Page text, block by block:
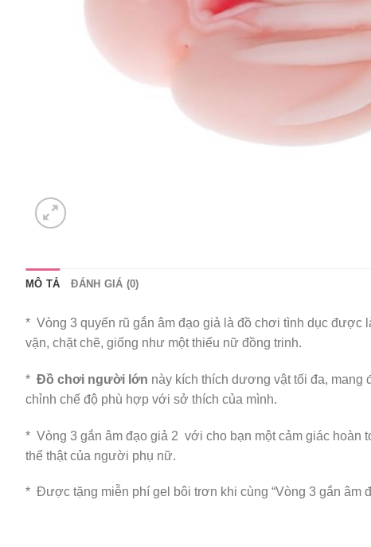
MÔ TẢ ĐÁNH GIÁ (0)
* Vòng 3 quyến rũ gắn âm đạo giả là đồ chơi tình dục được
vặn, chặt chẽ, giống như một thiếu nữ đồng trinh.
* Đồ chơi người lớn này kích thích dương vật tối đa, mang
chỉnh chế độ phù hợp với sở thích của mình.
* Vòng 3 gắn âm đạo giả 2 với cho bạn một cảm giác hoàn
thể thật của người phụ nữ.
* Được tặng miễn phí gel bôi trơn khi cùng “Vòng 3 gắn âm